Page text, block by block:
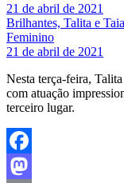
21 de abril de 2021
Brilhantes, Talita e
Feminino
21 de abril de 2021
Nesta terça-feira,
com atuação
terceiro lugar.
Facebook